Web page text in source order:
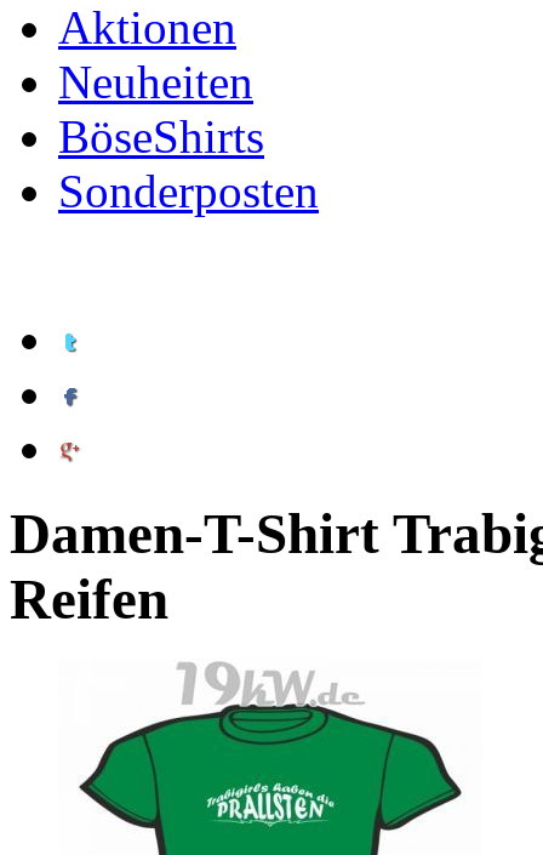
Aktionen
Neuheiten
BöseShirts
Sonderposten
Damen-T-Shirt
Reifen